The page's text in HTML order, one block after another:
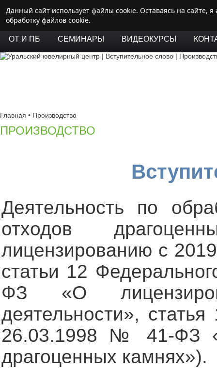
ГЛАВНАЯ ПЕРЕПОДГОТОВКА РОЗНИЦА
ОТ И ПБ СЕМИНАРЫ ВИДЕОКУРСЫ
Главная • Производство
ПРОИЗВОДСТВО
Деятельность по
отходов
лицензированию c
статьи 12
ФЗ «О
деятельности»,
26.03.1998 № 41-ФЗ
драгоценных камнях»).
Данный сайт использует файлы cookie. Оставаясь на сайте,
обработку файлов cookie.